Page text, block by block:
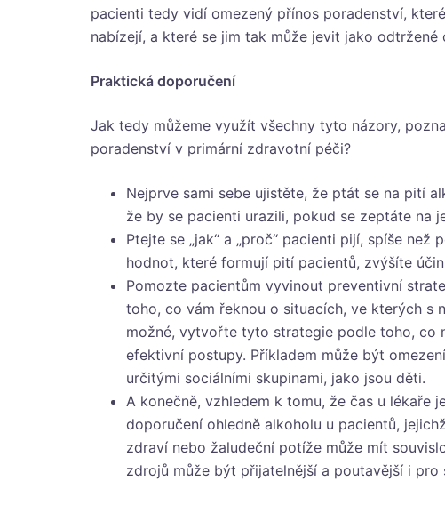
pacienti tedy vidí omezený přínos poradenství,
nabízejí, a které se jim tak může jevit jako odtržené
Praktická doporučení
Jak tedy můžeme využít všechny tyto názory,
poradenství v primární zdravotní péči?
Nejprve sami sebe ujistěte, že ptát se na pití
že by se pacienti urazili, pokud se zeptáte na
Ptejte se „jak“ a „proč“ pacienti pijí, spíše
hodnot, které formují pití pacientů, zvýšíte
Pomozte pacientům vyvinout preventivní
toho, co vám řeknou o situacích, ve kterých s
možné, vytvořte tyto strategie podle toho, co
efektivní postupy. Příkladem může být
určitými sociálními skupinami, jako jsou děti.
A konečně, vzhledem k tomu, že čas u lékaře
doporučení ohledně alkoholu u pacientů,
zdraví nebo žaludeční potíže může mít
zdrojů může být přijatelnější a poutavější i pro